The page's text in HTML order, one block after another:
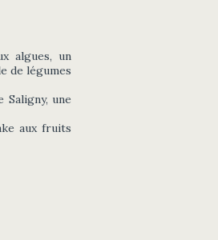
algues, un
de légumes
Saligny, une
aux fruits